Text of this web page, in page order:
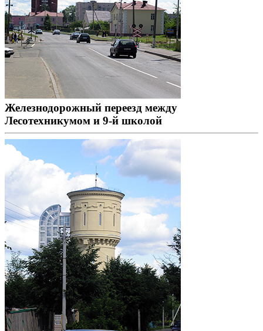
Железнодорожный переезд между
Лесотехникумом и 9-й школой